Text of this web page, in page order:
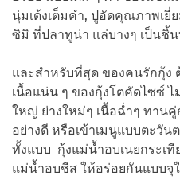
นุ่มเด้งเต็มคำ, ปูอัดคุณภาพเ
ซิมิ ที่ปลาทูน่า แล่บางๆ เป็นชิ้
และสำหรับที่สุด ของคนรักกุ้ง
เนื้อแน่น ๆ ของกุ้งโตคัดไซซ์ ไ
ใหญ่ ย่างใหม่ๆ เนื้อฉ่ำๆ ทาน
อย่างดี หรือเข้าเมนูแบบตะวั
ทั้งแบบ กุ้งแม่น้ำอบเนยกระเ
แม่น้ำอบชีส ให้อร่อยกันแบบจุ